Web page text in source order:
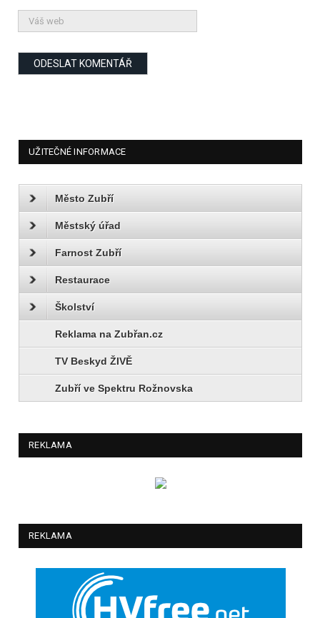
UŽITEČNÉ INFORMACE
Město Zubří
Městský úřad
Farnost Zubří
Restaurace
Školství
Reklama na Zubřan.cz
TV Beskyd ŽIVĚ
Zubří ve Spektru Rožnovska
REKLAMA
REKLAMA